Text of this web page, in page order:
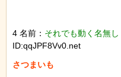
4 名前： それでも動く名無し
ID:qqJPF8Vv0.net
さつまいも